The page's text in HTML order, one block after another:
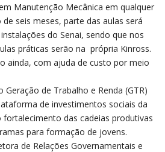
Manutenção Mecânica em qualquer
seis meses, parte das aulas será
do Senai, sendo que nos
práticas serão na própria Kinross.
ainda, com ajuda de custo por meio
de Trabalho e Renda (GTR)
de investimentos sociais da
das cadeias produtivas
para formação de jovens.
de Relações Governamentais e